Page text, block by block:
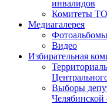
инвалидов
Комитеты
Медиагалерея
Фотоальбомы
Видео
Избирательная
Выборы
Челябинской